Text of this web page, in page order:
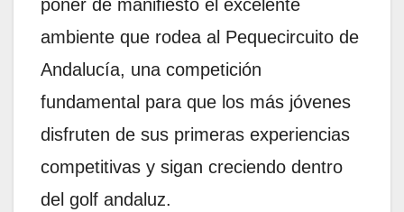
poner de manifiesto el excelente
ambiente que rodea al Pequecircuito de
Andalucía, una competición
fundamental para que los más jóvenes
disfruten de sus primeras experiencias
competitivas y sigan creciendo dentro
del golf andaluz.